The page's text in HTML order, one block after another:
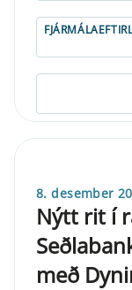
8. desember
Nýtt rit í
með